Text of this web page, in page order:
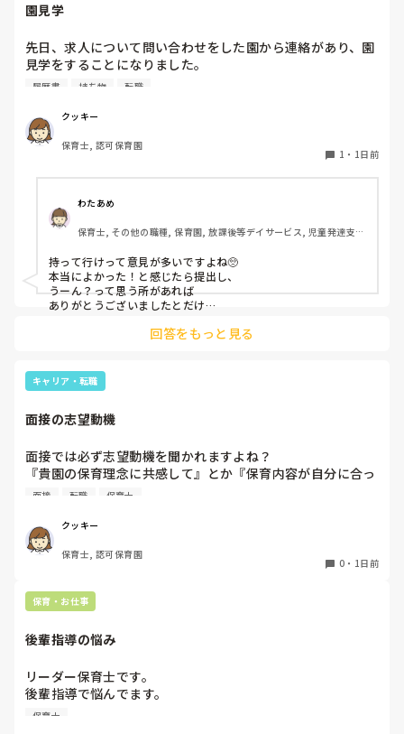
園見学
先日、求人について問い合わせをした園から連絡があり、園
見学をすることになりました。
私としては求人に応募したという認識ですが、『園見学をご
問しましたが、見学なので特にありませんとのこと
このような場合は本当に見学だけで終了なのでしょうか？
でしょうか？
履歴書 持ち物 転職
クッキー
保育士, 認可保育園
1 ・ 1日前
わたあめ
保育士, その他の職種, 保育園, 放課後等デイサービス, 児童発達支援
持って行けって意見が多いですよね🥺
本当によかった！と感じたら提出し、
うーん？って思う所があれば
ありがとうございましたとだけ
回答をもっと見る
キャリア・転職
面接の志望動機
面接では必ず志望動機を聞かれますよね？
『貴園の保育理念に共感して』とか『保育内容が自分に合っ
てると思いました』等々が多いかと思いますが、実際はどう
私自身、園の雰囲気とか園の規模、保育内容は勘案しますが
正直なところ、家から通いやすいか、給与はどうか…という
ところに重きを置いています
皆さんは、志望動機をどのように答えていますか？また、本
音はどうですか？
面接 転職 保育士
クッキー
保育士, 認可保育園
0 ・ 1日前
保育・お仕事
後輩指導の悩み
リーダー保育士です。
後輩指導で悩んでます。
初めて年長を持つ後輩がいますが
保育士